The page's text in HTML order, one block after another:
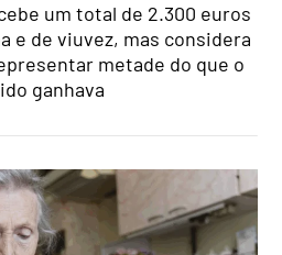
um total de 2.300 euros
e de viuvez, mas considera
metade do que o
ganhava